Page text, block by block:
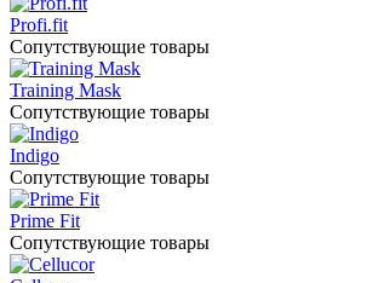
Profi.fit
Сопутствующие товары
Training Mask
Сопутствующие товары
Indigo
Сопутствующие товары
Prime Fit
Сопутствующие товары